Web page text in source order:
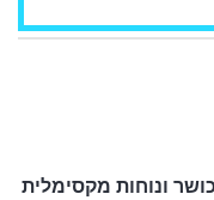
ונוחות מקסימלית